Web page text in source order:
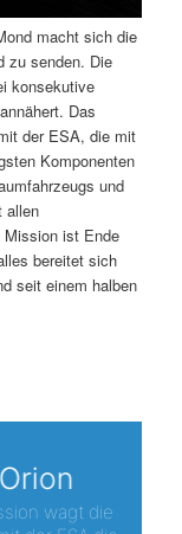
macht sich die
zu senden. Die
konsekutive
Das
der ESA, die mit
Komponenten
und
allen
Mission ist Ende
bereitet sich
seit einem halben